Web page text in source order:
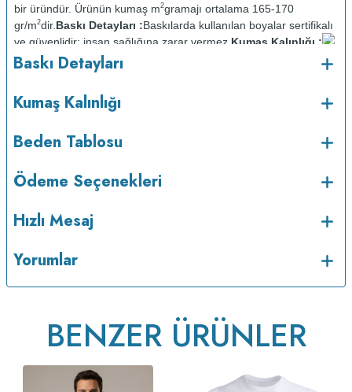
bir üründür. Ürünün kumaş m2gramajı ortalama 165-170
gr/m2dir. Baskı Detayları :Baskılarda kullanılan boyalar sertifikalı
ve güvenlidir; insan sağlığına zarar vermez. Kumaş Kalınlığı :
Bakım : Kısa programda maksimum 30
Kuru temizleme yapılmaz.
Baskı Detayları
Kumaş Kalınlığı
Beden Tablosu
Ödeme Seçenekleri
Hızlı Mesaj
Yorumlar
BENZER ÜRÜNLER